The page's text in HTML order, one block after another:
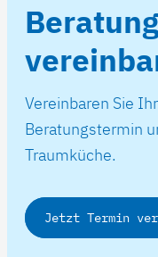
Vereinbaren Sie
Beratungstermin
Traumküche.
Jetzt Termin